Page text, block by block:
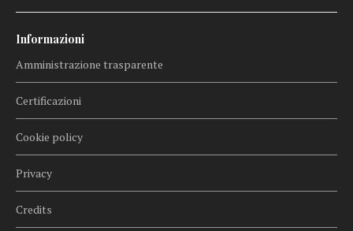
Informazioni
Amministrazione trasparente
Certificazioni
Cookie policy
Privacy
Credits